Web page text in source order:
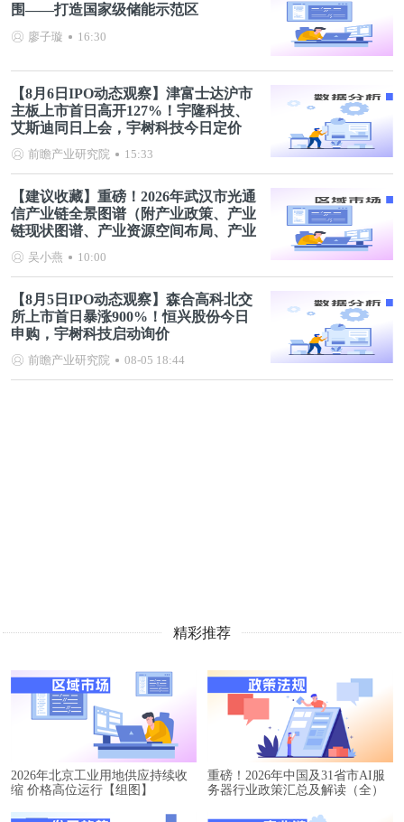
围——打造国家级储能示范区
廖子璇 16:30
【8月6日IPO动态观察】津富士达沪市
主板上市首日高开127%！宇隆科技、
艾斯迪同日上会，宇树科技今日定价
前瞻产业研究院 15:33
【建议收藏】重磅！2026年武汉市光通
信产业链全景图谱（附产业政策、产业
链现状图谱、产业资源空间布局、产业
链发展规划）
吴小燕 10:00
【8月5日IPO动态观察】森合高科北交
所上市首日暴涨900%！恒兴股份今日
申购，宇树科技启动询价
前瞻产业研究院 08-05 18:44
精彩推荐
2026年北京工业用地供应持续收
缩 价格高位运行【组图】
重磅！2026年中国及31省市AI服
务器行业政策汇总及解读（全）